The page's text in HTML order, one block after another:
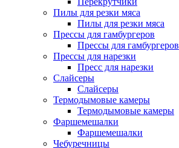
Пилы для резки мяса
Пилы для резки мяса
Прессы для гамбургеров
Прессы для гамбургеров
Прессы для нарезки
Пресс для нарезки
Слайсеры
Слайсеры
Термодымовые камеры
Термодымовые камеры
Фаршемешалки
Фаршемешалки
Чебуречницы